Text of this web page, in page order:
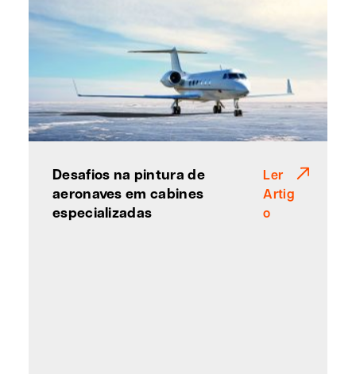
Desafios na pintura de
aeronaves em cabines
especializadas
Ler
Artig
o